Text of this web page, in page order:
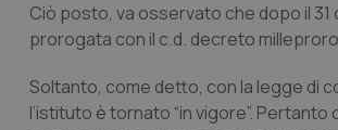
Ciò posto, va osservato che dopo il 31
prorogata con il c.d. decreto
Soltanto, come detto, con la legge di
l’istituto è tornato “in vigore”.